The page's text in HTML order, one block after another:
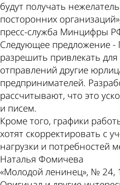
будут получать
посторонних
пресс-­служба Минцифры
Следующее предложение -
разрешить привлекать
отправлений другие
предпринимателей.
рассчитывают, что это
и писем.
Кроме того, графики
хотят скорректировать с
нагрузки и потребностей
Наталья Фомичева
«Молодой ленинец», № 24,